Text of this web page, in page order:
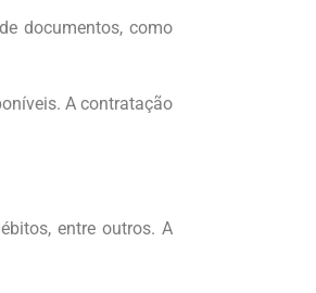
documentos, como
A contratação
entre outros. A